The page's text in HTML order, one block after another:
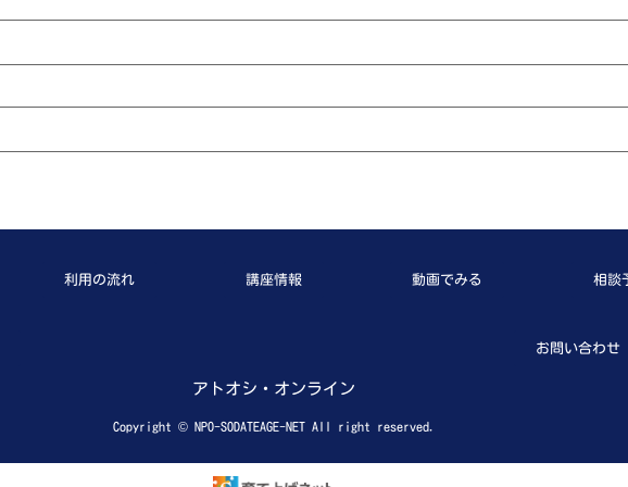
利用の流れ 講座情報 動画でみる 相談
お問い合わせ
アトオシ・オンライン
Copyright © NPO-SODATEAGE-NET All right reserved.